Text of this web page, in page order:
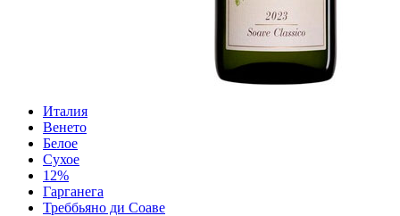
Италия
Венето
Белое
Сухое
12%
Гарганега
Треббьяно ди Соаве